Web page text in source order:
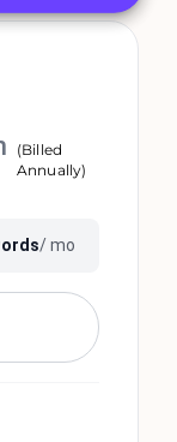
(Billed
Annually)
/ mo